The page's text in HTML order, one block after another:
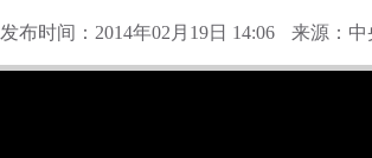
发布时间：2014年02月19日 14:06 来源：中